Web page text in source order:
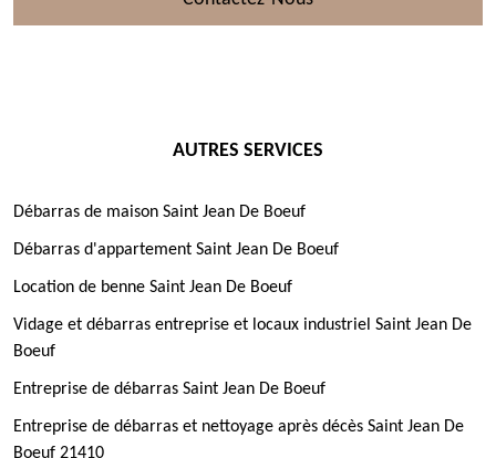
AUTRES SERVICES
Débarras de maison Saint Jean De Boeuf
Débarras d'appartement Saint Jean De Boeuf
Location de benne Saint Jean De Boeuf
Vidage et débarras entreprise et locaux industriel Saint Jean De
Boeuf
Entreprise de débarras Saint Jean De Boeuf
Entreprise de débarras et nettoyage après décès Saint Jean De
Boeuf 21410